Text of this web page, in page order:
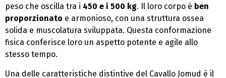
peso che oscilla tra i 450 e i 500 kg. Il loro corpo è ben
proporzionato e armonioso, con una struttura ossea
solida e muscolatura sviluppata. Questa conformazione
fisica conferisce loro un aspetto potente e agile allo
stesso tempo.
Una delle caratteristiche distintive del Cavallo Jomud è il